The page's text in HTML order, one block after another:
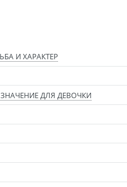
И ХАРАКТЕР
ДЛЯ ДЕВОЧКИ